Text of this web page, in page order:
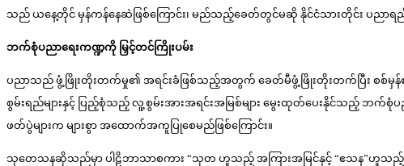
သည် ယနေ့တိုင် မှန်ကန်နေဆဲဖြစ်ကြောင်း၊ မည်သည့်ခေတ်တွင်မဆို နိုင်ငံသားတိုင်း ပညာရ
ဘက်စုံပညာရေးကဏ္ဍကို မြှင့်တင်ကြိုးပမ်း
ပညာသည် ဖွံ့ဖြိုးတိုးတက်မှု၏ အရင်းခံဖြစ်သည့်အတွက် ခေတ်မီဖွံ့ဖြိုးတိုးတက်ပြီး စစ်
စွမ်းရည်များနှင့် ပြည့်စုံသည့် လူ့စွမ်းအားအရင်းအမြစ်များ မွေးထုတ်ပေးနိုင်သည့် ဘ
ဖတ်ပွဲများက များစွာ အထောက်အကူပြုစေမည်ဖြစ်ကြောင်း။
သုတေသနဆိုသည်မှာ ပါဠိဘာသာစကား “သုတ ဟူသည့် အကြားအမြင်နှင့် “ဧသန”ဟူသည့် “ရှာမှီ